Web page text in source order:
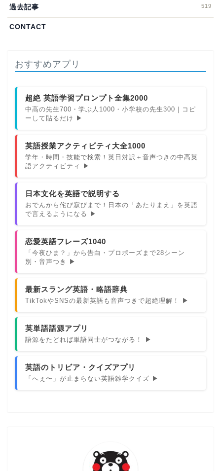
過去記事 519
CONTACT
おすすめアプリ
超絶 英語学習プロンプト全集2000
中高の先生700・学ぶ人1000・小学校の先生300｜コピ
ーして貼るだけ ▶
英語授業アクティビティ大全1000
学年・時間・技能で検索！英日対訳＋音声つきの中高英
語アクティビティ ▶
日本文化を英語で説明する
おでんから侘び寂びまで！日本の「あたりまえ」を英語
で言えるようになる ▶
恋愛英語フレーズ1040
「今夜ひま？」から告白・プロポーズまで28シーン
別・音声つき ▶
最新スラング英語・略語辞典
TikTokやSNSの最新英語も音声つきで超絶理解！ ▶
英単語語源アプリ
語源をたどれば単語同士がつながる！ ▶
英語のトリビア・クイズアプリ
「へぇ〜」が止まらない英語雑学クイズ ▶